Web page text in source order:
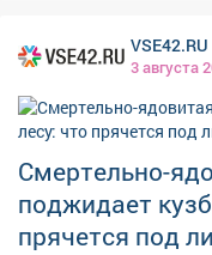
новосибирцам
штормового
данным sibnovosti.ru
останется ясным,
ветра составит 1-4
VSE42.RU
3 августа
Смертельно-
поджидает
прячется под